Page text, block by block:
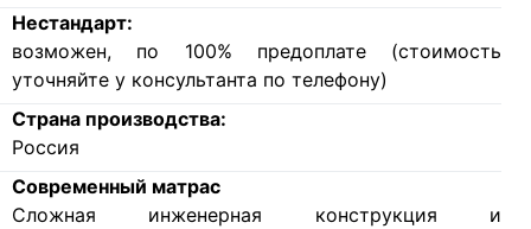
Нестандарт:
возможен, по 100% предоплате (стоимость
уточняйте у консультанта по телефону)
Страна производства:
Россия
Современный матрас
Cложная инженерная конструкция и